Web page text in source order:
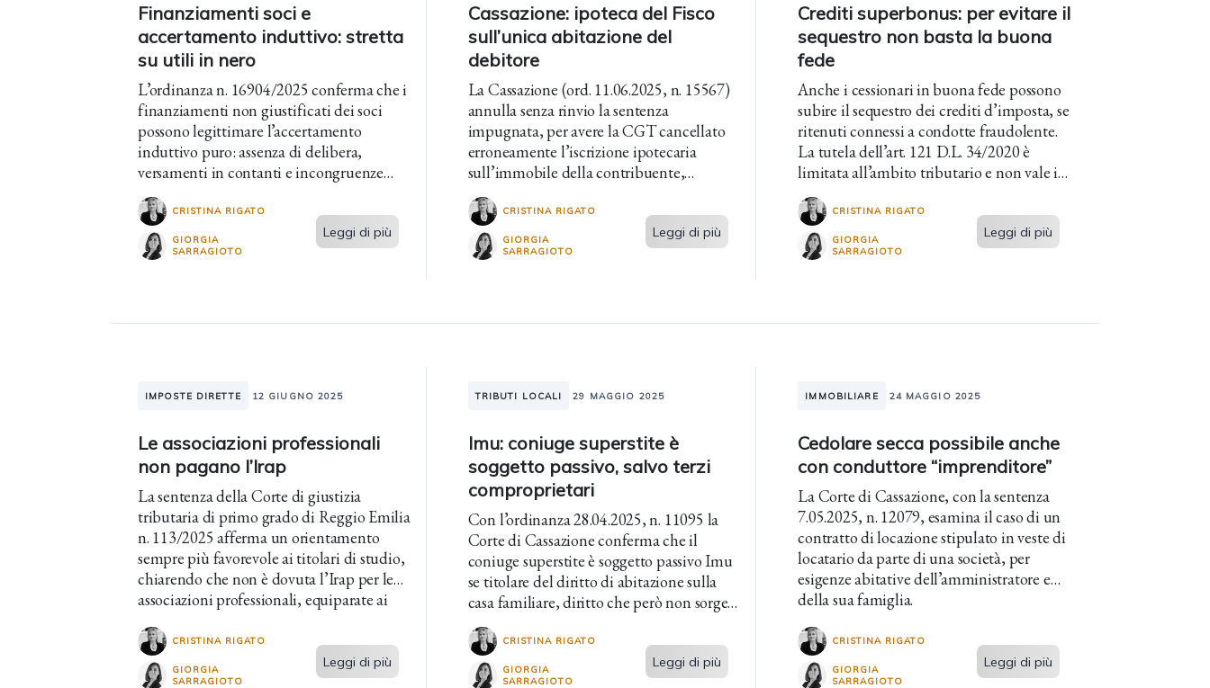
Finanziamenti soci e
accertamento induttivo: stretta
su utili in nero
L’ordinanza n. 16904/2025 conferma che i
finanziamenti non giustificati dei soci
possono legittimare l’accertamento
induttivo puro: assenza di delibera,
versamenti in contanti e incongruenze
reddituali sono elementi sintomatici di
ricavi occulti. La prova contraria grava
sulla società.
CRISTINA RIGATO
GIORGIA
SARRAGIOTO
Leggi di più
Cassazione: ipoteca del Fisco
sull’unica abitazione del
debitore
La Cassazione (ord. 11.06.2025, n. 15567)
annulla senza rinvio la sentenza
impugnata, per avere la CGT cancellato
erroneamente l’iscrizione ipotecaria
sull’immobile della contribuente,
trattandosi di prima casa, non di lusso,
nella quale risiedeva.
CRISTINA RIGATO
GIORGIA
SARRAGIOTO
Leggi di più
Crediti superbonus: per evitare il
sequestro non basta la buona
fede
Anche i cessionari in buona fede possono
subire il sequestro dei crediti d’imposta, se
ritenuti connessi a condotte fraudolente.
La tutela dell’art. 121 D.L. 34/2020 è
limitata all’ambito tributario e non vale in
sede penale.
CRISTINA RIGATO
GIORGIA
SARRAGIOTO
Leggi di più
IMPOSTE DIRETTE 12 GIUGNO 2025
Le associazioni professionali
non pagano l’Irap
La sentenza della Corte di giustizia
tributaria di primo grado di Reggio Emilia
n. 113/2025 afferma un orientamento
sempre più favorevole ai titolari di studio,
chiarendo che non è dovuta l’Irap per le
associazioni professionali, equiparate ai
CRISTINA RIGATO
GIORGIA
SARRAGIOTO
Leggi di più
TRIBUTI LOCALI 29 MAGGIO 2025
Imu: coniuge superstite è
soggetto passivo, salvo terzi
comproprietari
Con l’ordinanza 28.04.2025, n. 11095 la
Corte di Cassazione conferma che il
coniuge superstite è soggetto passivo Imu
se titolare del diritto di abitazione sulla
casa familiare, diritto che però non sorge
se l’immobile è in comproprietà con un
terzo. CRISTINA RIGATO
GIORGIA
SARRAGIOTO
Leggi di più
IMMOBILIARE 24 MAGGIO 2025
Cedolare secca possibile anche
con conduttore “imprenditore”
La Corte di Cassazione, con la sentenza
7.05.2025, n. 12079, esamina il caso di un
contratto di locazione stipulato in veste di
locatario da parte di una società, per
esigenze abitative dell’amministratore e
della sua famiglia.
CRISTINA RIGATO
GIORGIA
SARRAGIOTO
Leggi di più